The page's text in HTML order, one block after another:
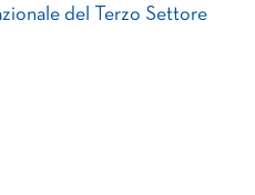
del Terzo Settore